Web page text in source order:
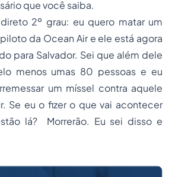
que você saiba.
2º grau: eu quero matar um
da Ocean Air e ele está agora
para Salvador. Sei que além dele
menos umas 80 pessoas e eu
um míssel contra aquele
Se eu o fizer o que vai acontecer
lá? Morrerão. Eu sei disso e